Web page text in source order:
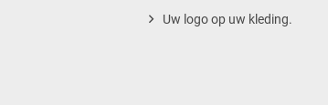
Uw logo op uw kleding.